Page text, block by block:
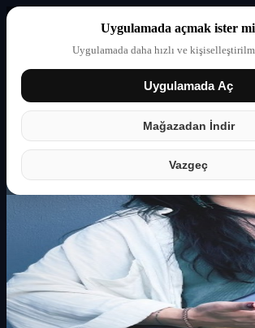
Uygulamada açmak ister
Uygulamada daha hızlı ve
Uygulamada Aç
Mağazadan İndir
Vazgeç
Giriş yap Partner